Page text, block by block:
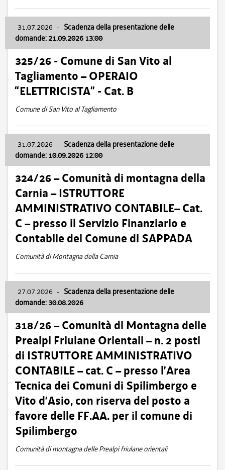
31.07.2026 - Scadenza della presentazione delle
domande: 21.09.2026 13:00
325/26 - Comune di San Vito al
Tagliamento – OPERAIO
“ELETTRICISTA” - Cat. B
Comune di San Vito al Tagliamento
31.07.2026 - Scadenza della presentazione delle
domande: 10.09.2026 12:00
324/26 – Comunità di montagna della
Carnia – ISTRUTTORE
AMMINISTRATIVO CONTABILE– Cat.
C – presso il Servizio Finanziario e
Contabile del Comune di SAPPADA
Comunità di Montagna della Carnia
27.07.2026 - Scadenza della presentazione delle
domande: 30.08.2026
318/26 – Comunità di Montagna delle
Prealpi Friulane Orientali – n. 2 posti
di ISTRUTTORE AMMINISTRATIVO
CONTABILE – cat. C – presso l’Area
Tecnica dei Comuni di Spilimbergo e
Vito d’Asio, con riserva del posto a
favore delle FF.AA. per il comune di
Spilimbergo
Comunità di montagna delle Prealpi friulane orientali